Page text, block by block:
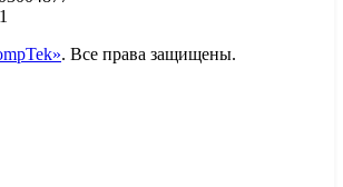
. Все права защищены.